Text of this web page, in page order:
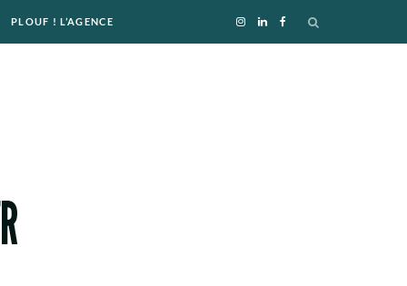
I L
PLOUF ! L’AGENCE